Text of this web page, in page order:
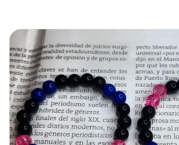
Colgantes personalizados con
cada uno)